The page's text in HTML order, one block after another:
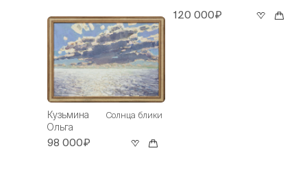
Кузьмина
Ольга
Солнца блики
98 000₽
120 000₽